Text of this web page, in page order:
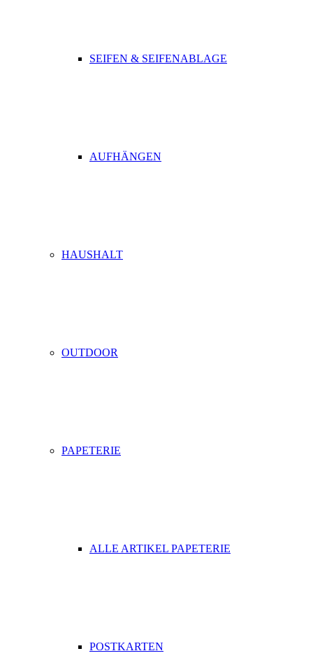
SEIFEN & SEIFENABLAGE
AUFHÄNGEN
HAUSHALT
OUTDOOR
PAPETERIE
ALLE ARTIKEL PAPETERIE
POSTKARTEN